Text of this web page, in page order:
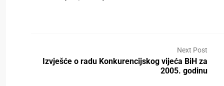
Next Post
Izvješće o radu Konkurencijskog vijeća BiH za
2005. godinu